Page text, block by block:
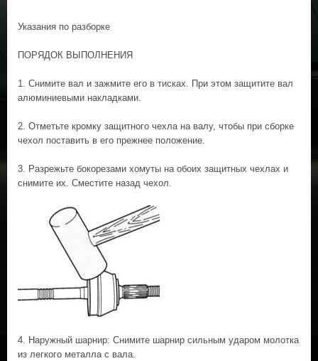
Указания по разборке
ПОРЯДОК ВЫПОЛНЕНИЯ
1. Снимите вал и зажмите его в тисках. При этом защитите вал
алюминиевыми накладками.
2. Отметьте кромку защитного чехла на валу, чтобы при сборке
чехол поставить в его прежнее положение.
3. Разрежьте бокорезами хомуты на обоих защитных чехлах и
снимите их. Сместите назад чехол.
4. Наружный шарнир: Снимите шарнир сильным ударом молотка
из легкого металла с вала.